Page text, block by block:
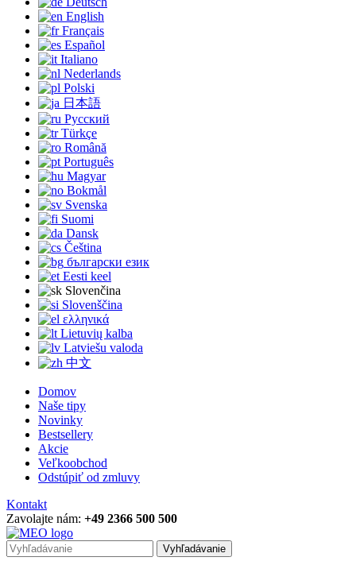
English
Français
Español
Italiano
Nederlands
Polski
日本語
Русский
Türkçe
Română
Português
Magyar
Bokmål
Svenska
Suomi
Dansk
Čeština
български език
Eesti keel
Slovenčina
Slovenščina
ελληνικά
Lietuvių kalba
Latviešu valoda
中文
Domov
Naše tipy
Novinky
Bestsellery
Akcie
Veľkoobchod
Odstúpiť od zmluvy
Kontakt
Zavolajte nám: +49 2366 500 500
Vyhľadávanie